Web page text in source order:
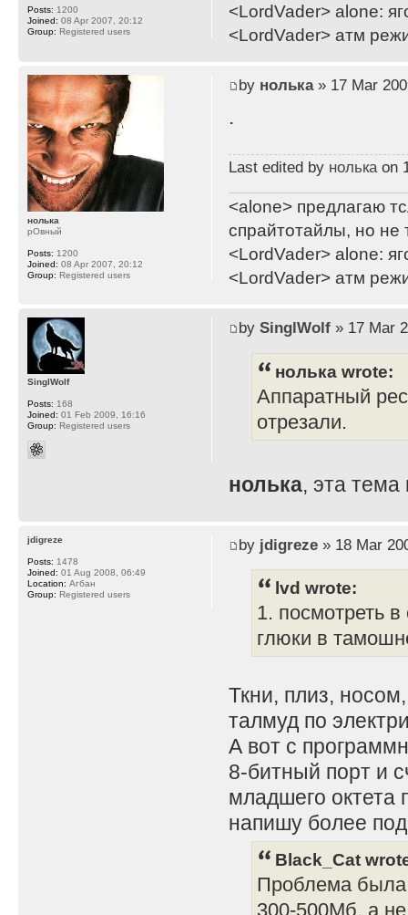
<LordVader> alone:
<LordVader> атм
Posts: 1200
Joined: 08 Apr 2007, 20:12
Group: Registered users
by нолька» 17 Mar
.
Last edited by нолькаon
<alone> предлагаю
спрайтотайлы, но не
<LordVader> alone:
<LordVader> атм
нолька
рОвный
Posts: 1200
Joined: 08 Apr 2007, 20:12
Group: Registered users
by SinglWolf» 17 Mar
нолька wrote:
Аппаратный
отрезали.
нолька, эта
SinglWolf
Posts: 168
Joined: 01 Feb 2009, 16:16
Group: Registered users
by jdigreze» 18 Mar
lvd wrote:
1. посмотреть
глюки в
Ткни, плиз,
талмуд по
А вот с
8-битный порт и
младшего октета
напишу более
Black_Cat
Проблема была
jdigreze
Posts: 1478
Joined: 01 Aug 2008, 06:49
Location: Агбан
Group: Registered users